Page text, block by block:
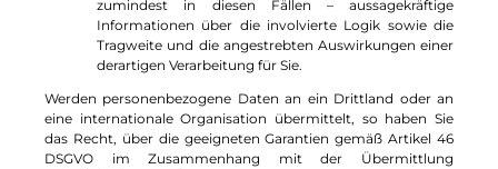
zumindest in diesen Fällen – aussagekräftige
Informationen über die involvierte Logik sowie die
Tragweite und die angestrebten Auswirkungen einer
derartigen Verarbeitung für Sie.
Werden personenbezogene Daten an ein Drittland oder an
eine internationale Organisation übermittelt, so haben Sie
das Recht, über die geeigneten Garantien gemäß Artikel 46
DSGVO im Zusammenhang mit der Übermittlung